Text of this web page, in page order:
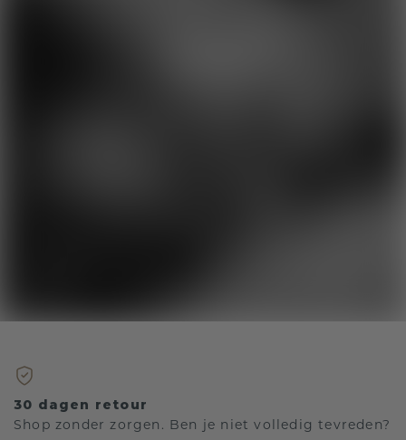
30 dagen retour
Shop zonder zorgen. Ben je niet volledig tevreden?